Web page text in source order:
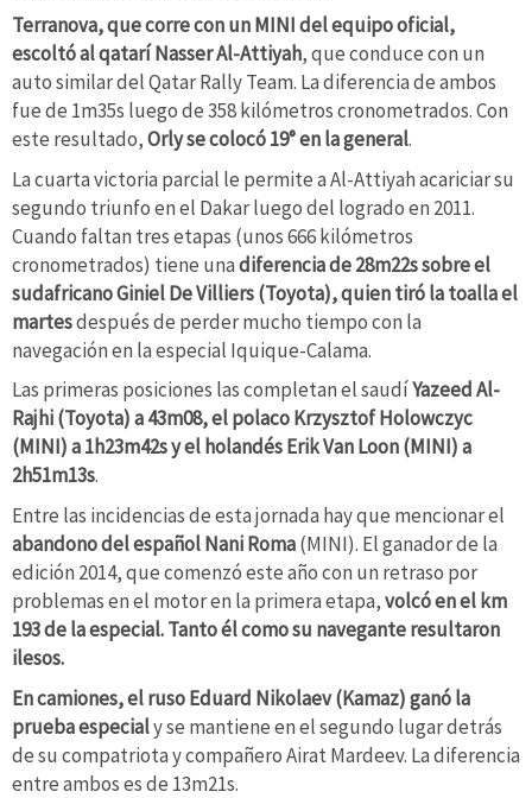
Terranova, que corre con un MINI del equipo oficial,
escoltó al qatarí Nasser Al-Attiyah, que conduce con un
auto similar del Qatar Rally Team. La diferencia de ambos
fue de 1m35s luego de 358 kilómetros cronometrados. Con
este resultado,Orly se colocó 19° en la general.
La cuarta victoria parcial le permite a Al-Attiyah acariciar su
segundo triunfo en el Dakar luego del logrado en 2011.
Cuando faltan tres etapas (unos 666 kilómetros
cronometrados) tiene unadiferencia de 28m22s sobre el
sudafricano Giniel De Villiers (Toyota), quien tiró la toalla el
martesdespués de perder mucho tiempo con la
navegación en la especial Iquique-Calama.
Las primeras posiciones las completan el saudíYazeed Al-
Rajhi (Toyota) a 43m08, el polaco Krzysztof Holowczyc
(MINI) a 1h23m42s y el holandés Erik Van Loon (MINI) a
2h51m13s.
Entre las incidencias de esta jornada hay que mencionar el
abandono del español Nani Roma(MINI). El ganador de la
edición 2014, que comenzó este año con un retraso por
problemas en el motor en la primera etapa,volcó en el km
193 de la especial. Tanto él como su navegante resultaron
ilesos.
En camiones, el ruso Eduard Nikolaev (Kamaz) ganó la
prueba especialy se mantiene en el segundo lugar detrás
de su compatriota y compañero Airat Mardeev. La diferencia
entre ambos es de 13m21s.